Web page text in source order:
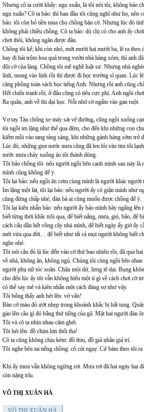
Nhưng cô ta cười khẩy: ngu xuẩn, là tôi nói tôi, không bảo
ngu xuẩn? Cô ta bảo: thì ban đầu tôi cũng nghĩ như họ, nên
bảo: tôi còn bỏ tiền mua cho chồng bàn cờ. Nhưng lúc đó
không phải chiều chồng. Cô ta bảo: dù chị có cho anh ấy
chơi thôi, không ngăn được đâu.
Chồng tôi kể, khi còn nhỏ, mới mười hai mười ba, lẽ ra theo
hay đi hái trộm hoa quả trong vườn nhà hàng xóm, thì anh
đội cờ của làng. Chồng tôi mê nghề luật sư. Nhưng nhà
lính, mong vào lính rồi thì được đi học trường sĩ quan. Lúc
căng phồng toàn sách học tiếng Anh. Nhưng rồi anh cũng
Hết chiến tranh rồi, ở đâu cũng có tiêu cực phí. Anh ngồi
Ra quân, anh về thi đại học. Nỗi nhớ cờ ngấm vào gan ruột.
Vợ tay Tàu chống xe máy sát vệ đường, cũng ngồi xuống
tôi ngồi im lặng như thế qua đêm, cho đến khi những con
kiếm mồi vào tang tảng sáng, khi những gánh hàng sớm trở
Lúc đó, những giọt nước mưa cũng đã len lỏi vào tim tôi
nước mưa chảy xuống áo tôi thành dòng.
Tôi bảo chồng tôi: nếu người ngồi bên cạnh mình sau này là
mình cũng không để ý.
Tôi lại bảo: nếu ngồi ăn cơm cùng mình là người khác người
Im lặng một lát, tôi lại bảo: nếu người ấy có giận mình như
cũng đừng chấp nhé, đàn bà ai cũng muốn được chồng để ý.
Tôi lại kiên nhẫn bảo: nếu người ấy bảo mình hãy ngẩng lên
biết từng thời khắc trôi qua, để biết nắng, mưa, gió, bão, để
cách cấu dần hết vồng cây nhà mình, để biết ngày ấy giờ ấy
mới vừa qua đời… để biết như tất cả mọi người không biết
nghe nhé.
Tôi nói câu đó là lúc đến ván cờ thứ bao nhiêu rồi, đã qua
về nhà, không ăn, không ngủ. Chúng tôi cùng ngồi bên nhau
người phụ nữ tóc xoăn. Chân mỏi dừ, lưng tê dại. Bụng
cho đến lúc ấy tôi vẫn không hiểu một tí gì về cách chơi cờ
có thể say mê và kiên nhẫn một cách đáng sợ như vậy.
Tôi bống thấy anh hét lên: vớ vẩn!
Bàn cờ màu đỏ ướt nhẹp trong khoảnh khắc bị hất tung.
gào lên câu gì đó bằng thứ tiếng của gã. Mặt hai người đàn
Tôi và cô ta nhìn nhau căm ghét.
Tôi hét lên: đồ chim lợn thối tha!
Cô ta cũng không chịu kém: đồ thiu, đồ giả nhân giả trí.
Tôi nghe bên tai tiếng chồng: cô cút ngay. Cứ bám theo tôi ra
Khi ấy mưa vẫn không ngừng rơi. Mưa rơi đã hai ngày hai
còn nặng trĩu.
VÕ THỊ XUÂN HÀ
VÕ THỊ XUÂN HÀ